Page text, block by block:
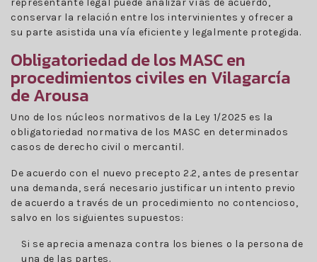
representante legal puede analizar vías de acuerdo,
conservar la relación entre los intervinientes y ofrecer a
su parte asistida una vía eficiente y legalmente protegida.
Obligatoriedad de los MASC en
procedimientos civiles en Vilagarcía
de Arousa
Uno de los núcleos normativos de la Ley 1/2025 es la
obligatoriedad normativa de los MASC en determinados
casos de derecho civil o mercantil.
De acuerdo con el nuevo precepto 2.2, antes de presentar
una demanda, será necesario justificar un intento previo
de acuerdo a través de un procedimiento no contencioso,
salvo en los siguientes supuestos:
Si se aprecia amenaza contra los bienes o la persona de
una de las partes.